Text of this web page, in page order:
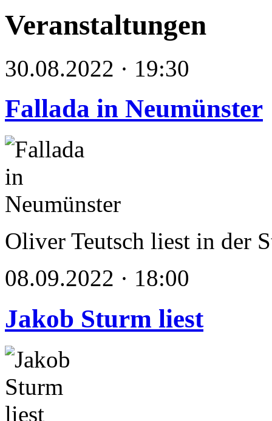
Veranstaltungen
30.08.2022 · 19:30
Fallada in Neumünster
Oliver Teutsch liest in der
08.09.2022 · 18:00
Jakob Sturm liest